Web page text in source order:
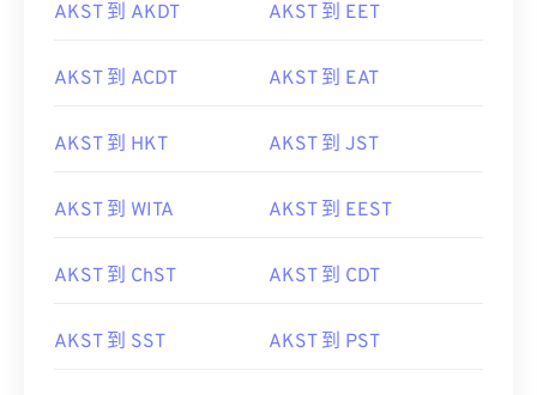
AKST 到 AKDT AKST 到 EET
AKST 到 ACDT AKST 到 EAT
AKST 到 HKT AKST 到 JST
AKST 到 WITA AKST 到 EEST
AKST 到 ChST AKST 到 CDT
AKST 到 SST AKST 到 PST